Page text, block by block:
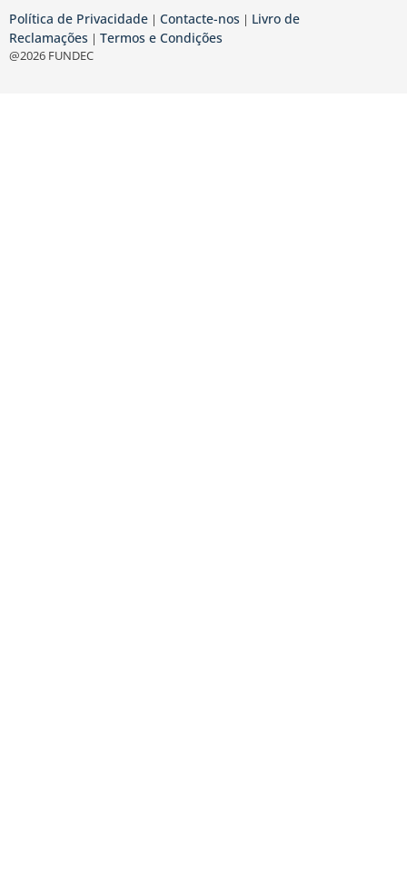
Política de Privacidade | Contacte-nos | Livro de
Reclamações | Termos e Condições
@2026 FUNDEC